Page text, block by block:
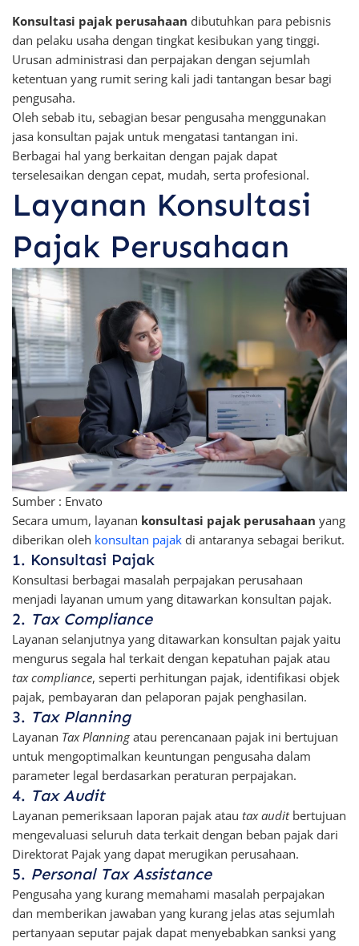
Konsultasi pajak perusahaan dibutuhkan para pebisnis
dan pelaku usaha dengan tingkat kesibukan yang tinggi.
Urusan administrasi dan perpajakan dengan sejumlah
ketentuan yang rumit sering kali jadi tantangan besar bagi
pengusaha.
Oleh sebab itu, sebagian besar pengusaha menggunakan
jasa konsultan pajak untuk mengatasi tantangan ini.
Berbagai hal yang berkaitan dengan pajak dapat
terselesaikan dengan cepat, mudah, serta profesional.
Layanan Konsultasi
Pajak Perusahaan
Sumber : Envato
Secara umum, layanan konsultasi pajak perusahaan yang
diberikan oleh konsultan pajakdi antaranya sebagai berikut.
1. Konsultasi Pajak
Konsultasi berbagai masalah perpajakan perusahaan
menjadi layanan umum yang ditawarkan konsultan pajak.
2. Tax Compliance
Layanan selanjutnya yang ditawarkan konsultan pajak yaitu
mengurus segala hal terkait dengan kepatuhan pajak atau
tax compliance, seperti perhitungan pajak, identifikasi objek
pajak, pembayaran dan pelaporan pajak penghasilan.
3. Tax Planning
Layanan Tax Planningatau perencanaan pajak ini bertujuan
untuk mengoptimalkan keuntungan pengusaha dalam
parameter legal berdasarkan peraturan perpajakan.
4. Tax Audit
Layanan pemeriksaan laporan pajak atau tax auditbertujuan
mengevaluasi seluruh data terkait dengan beban pajak dari
Direktorat Pajak yang dapat merugikan perusahaan.
5. Personal Tax Assistance
Pengusaha yang kurang memahami masalah perpajakan
dan memberikan jawaban yang kurang jelas atas sejumlah
pertanyaan seputar pajak dapat menyebabkan sanksi yang